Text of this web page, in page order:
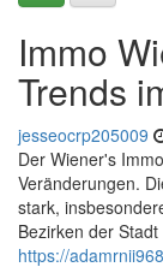
Immo
Trends
jesseocrp205009
Der Wiener's
Veränderungen.
stark,
Bezirken der Stadt
https://